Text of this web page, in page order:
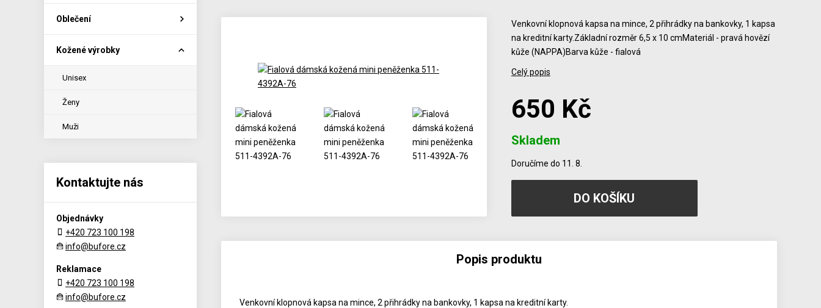
Venkovní klopnová kapsa na mince, 2 přihrádky na bankovky, 1 kapsa
na kreditní karty.Základní rozměr 6,5 x 10 cmMateriál - pravá hovězí
kůže (NAPPA)Barva kůže - fialová
Celý popis
650 Kč
Skladem
Doručíme do 11. 8.
Popis produktu
Venkovní klopnová kapsa na mince, 2 přihrádky na bankovky, 1 kapsa na kreditní karty.
Oblečení
Kožené výrobky
Unisex
Ženy
Muži
Kontaktujte nás
Objednávky
+420 723 100 198
info@bufore.cz
Reklamace
+420 723 100 198
info@bufore.cz